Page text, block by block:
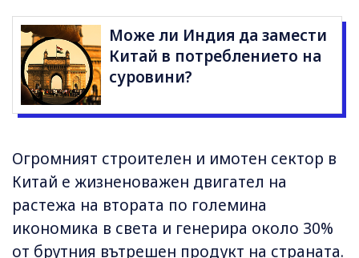
Може ли Индия да замести
Китай в потреблението на
суровини?
Огромният строителен и имотен сектор в
Китай е жизненоважен двигател на
растежа на втората по големина
икономика в света и генерира около 30%
от брутния вътрешен продукт на страната.